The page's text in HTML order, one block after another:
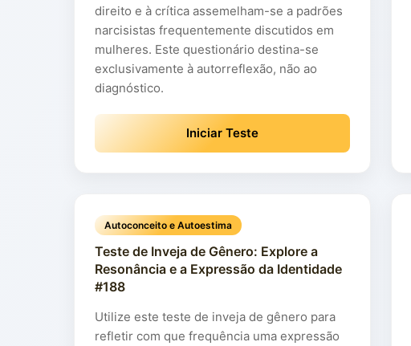
direito e à crítica assemelham-se a padrões
narcisistas frequentemente discutidos em
mulheres. Este questionário destina-se
exclusivamente à autorreflexão, não ao
diagnóstico.
Iniciar Teste
Autoconceito e Autoestima
Teste de Inveja de Gênero: Explore a
Resonância e a Expressão da Identidade
#188
Utilize este teste de inveja de gênero para
refletir com que frequência uma expressão